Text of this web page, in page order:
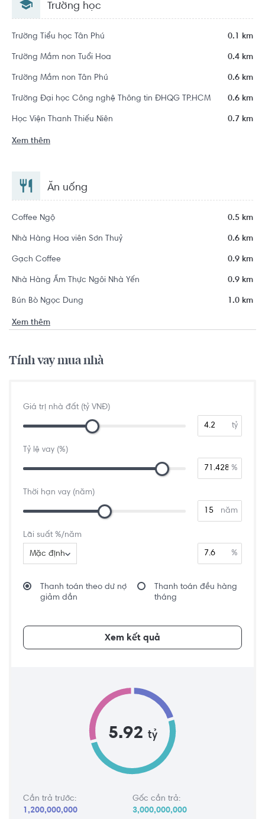
Trường học
Trường Tiểu học Tân Phú 0.1 km
Trường Mầm non Tuổi Hoa 0.4 km
Trường Mầm non Tân Phú 0.6 km
Trường Đại học Công nghệ Thông tin ĐHQG TP.HCM 0.6 km
Học Viện Thanh Thiếu Niên 0.7 km
Xem thêm
Ăn uống
Coffee Ngộ 0.5 km
Nhà Hàng Hoa viên Sơn Thuỷ 0.6 km
Gạch Coffee 0.9 km
Nhà Hàng Ẩm Thực Ngôi Nhà Yến 0.9 km
Bún Bò Ngọc Dung 1.0 km
Xem thêm
Tính vay mua nhà
Giá trị nhà đất (tỷ VNĐ)
tỷ
Tỷ lệ vay (%)
%
Thời hạn vay (năm)
năm
Lãi suất %/năm
Mặc định %
Thanh toán theo dư nợ
giảm dần
Thanh toán đều hàng
tháng
Xem kết quả
5.92 tỷ
Cần trả trước:
1,200,000,000
Gốc cần trả:
3,000,000,000